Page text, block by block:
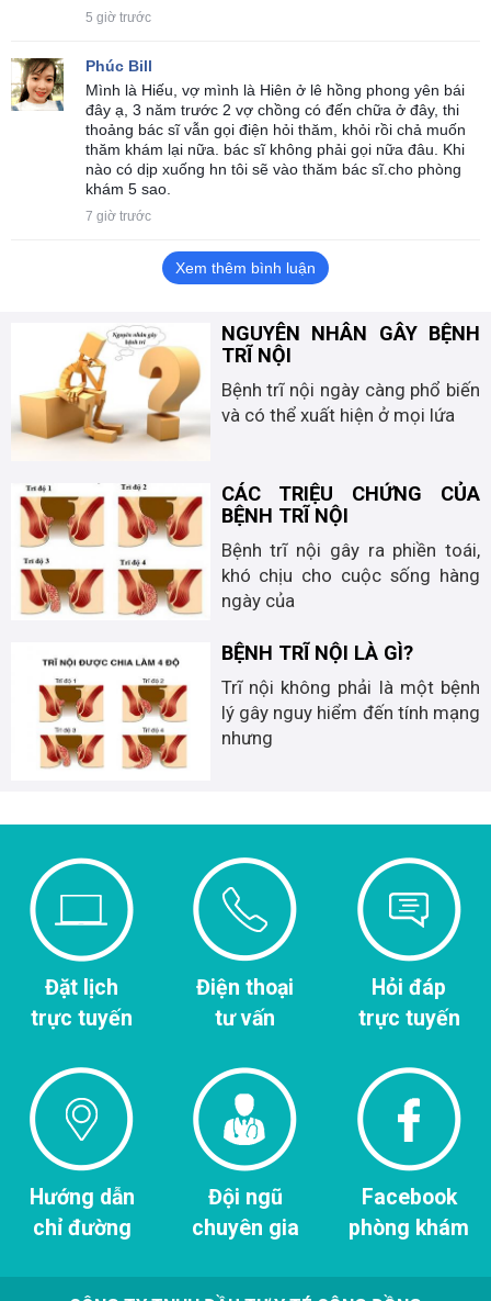
5 giờ trước
Phúc Bill
Mình là Hiếu, vợ mình là Hiên ở lê hồng phong yên bái
đây ạ, 3 năm trước 2 vợ chồng có đến chữa ở đây, thi
thoảng bác sĩ vẫn gọi điện hỏi thăm, khỏi rồi chả muốn
thăm khám lại nữa. bác sĩ không phải gọi nữa đâu. Khi
nào có dịp xuống hn tôi sẽ vào thăm bác sĩ.cho phòng
khám 5 sao.
7 giờ trước
Xem thêm bình luận
NGUYÊN NHÂN GÂY BỆNH
TRĨ NỘI
Bệnh trĩ nội ngày càng phổ biến
và có thể xuất hiện ở mọi lứa
CÁC TRIỆU CHỨNG CỦA
BỆNH TRĨ NỘI
Bệnh trĩ nội gây ra phiền toái,
khó chịu cho cuộc sống hàng
ngày của
BỆNH TRĨ NỘI LÀ GÌ?
Trĩ nội không phải là một bệnh
lý gây nguy hiểm đến tính mạng
nhưng
Đặt lịch
trực tuyến
Điện thoại
tư vấn
Hỏi đáp
trực tuyến
Hướng dẫn
chỉ đường
Đội ngũ
chuyên gia
Facebook
phòng khám